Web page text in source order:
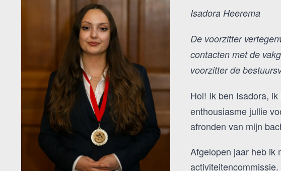
Isadora Heerema
De voorzitter
contacten met de
voorzitter de
Hoi! Ik ben Isadora,
enthousiasme jullie
afronden van mijn
Afgelopen jaar heb ik